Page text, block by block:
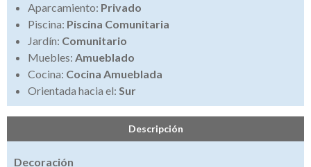
Aparcamiento: Privado
Piscina: Piscina Comunitaria
Jardín: Comunitario
Muebles: Amueblado
Cocina: Cocina Amueblada
Orientada hacia el: Sur
Descripción
Decoración